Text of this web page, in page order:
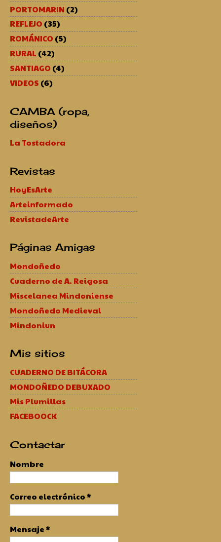
PORTOMARIN (2)
REFLEJO (35)
ROMÁNICO (5)
RURAL (42)
SANTIAGO (4)
VIDEOS (6)
CAMBA (ropa,
diseños)
La Tostadora
Revistas
HoyEsArte
Arteinformado
RevistadeArte
Páginas Amigas
Mondoñedo
Cuaderno de A. Reigosa
Miscelanea Mindoniense
Mondoñedo Medieval
Mindoniun
Mis sitios
CUADERNO DE BITÁCORA
MONDOÑEDO DEBUXADO
Mis Plumillas
FACEBOOCK
Contactar
Nombre
Correo electrónico*
Mensaje*